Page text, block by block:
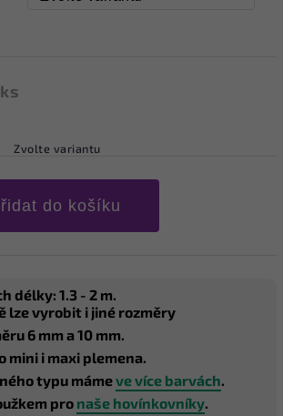
Zvolte variantu
do košíku
délky: 1.3 - 2 m.
lze vyrobit i jiné rozměry
6 mm a 10 mm.
mini i maxi plemena.
typu mámeve více barvách.
pro naše hovínkovníky.